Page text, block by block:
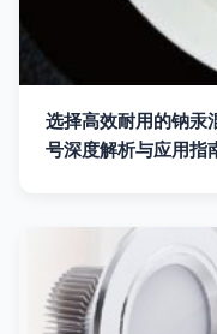
选择高效耐用的钠
号深度解析与应用指